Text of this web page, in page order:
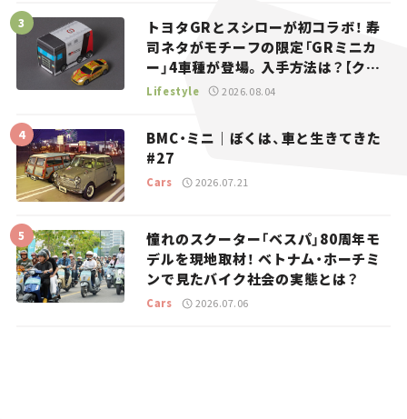
トヨタGRとスシローが初コラボ！ 寿
司ネタがモチーフの限定「GRミニカ
ー」4車種が登場。入手方法は？【クル
マとホビー】
Lifestyle 2026.08.04
BMC・ミニ｜ぼくは、車と生きてきた
#27
Cars 2026.07.21
憧れのスクーター「ベスパ」80周年モ
デルを現地取材！ ベトナム・ホーチミ
ンで見たバイク社会の実態とは？
Cars 2026.07.06